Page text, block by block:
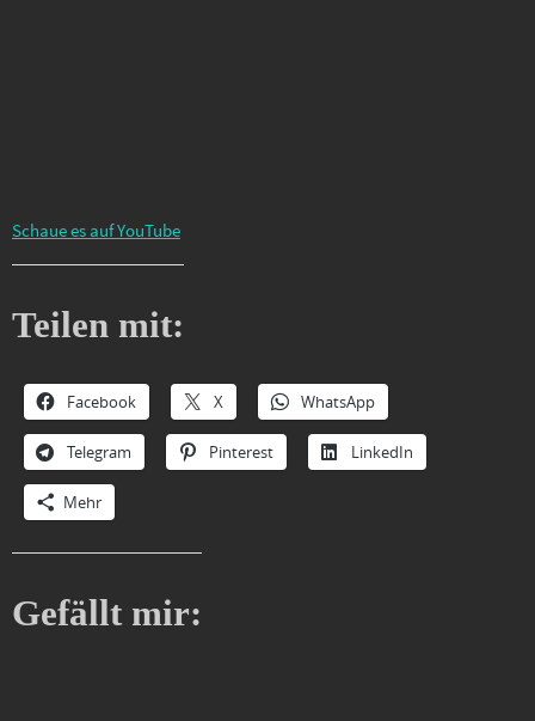
Schaue es auf YouTube
Teilen mit:
Facebook X WhatsApp
Telegram Pinterest LinkedIn
Mehr
Gefällt mir: